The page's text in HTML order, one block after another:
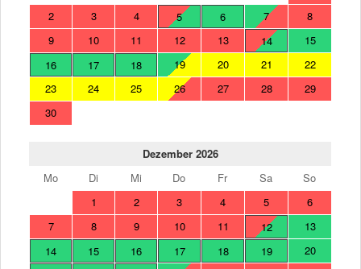
2
3 4 5 6 7
8
9
10 11 12 13 14
15
16
17 18 19 20 21
22
23
24 25 26 27 28
29
30
Dezember 2026
Mo
Di Mi Do Fr Sa
So
1
2 3 4 5
6
7
8 9 10 11 12
13
14
15 16 17 18 19
20